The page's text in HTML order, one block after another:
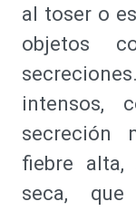
al toser o
objetos
intensos,
secreción
fiebre alta,
seca,